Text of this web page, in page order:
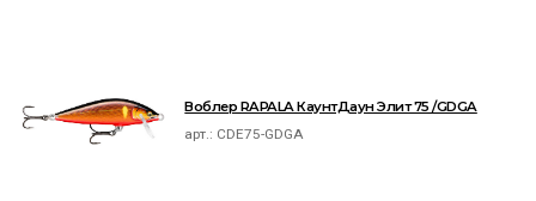
Воблер RAPALA КаунтДаун Элит 75 /GDGA
арт.: CDE75-GDGA